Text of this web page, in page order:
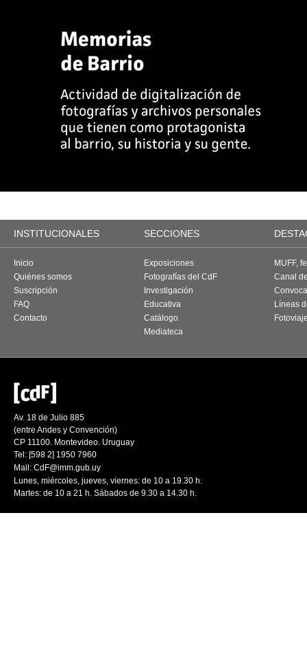
INSTITUCIONALES SECCIONES
Inicio
Quiénes somos
Suscripción
FAQ
Contacto
Exposiciones
Fotografías del CdF
Investigación
Educativa
Catálogo
Mediateca
MUFF,
Canal
Líneas
Av. 18 de Julio 885
(entre Andes y Convención)
CP 11100. Montevideo. Uruguay
Tel: [598 2] 1950 7960
Mail: CdF@imm.gub.uy
Lunes, miércoles, jueves, viernes: de 10 a 19.30 h.
Martes: de 10 a 21 h. Sábados de 9.30 a 14.30 h.